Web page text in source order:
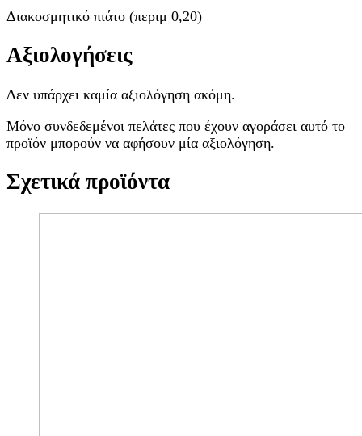
Διακοσμητικό πιάτο (περιμ 0,20)
Αξιολογήσεις
Δεν υπάρχει καμία αξιολόγηση ακόμη.
Μόνο συνδεδεμένοι πελάτες που έχουν αγοράσει αυτό το
προϊόν μπορούν να αφήσουν μία αξιολόγηση.
Σχετικά προϊόντα